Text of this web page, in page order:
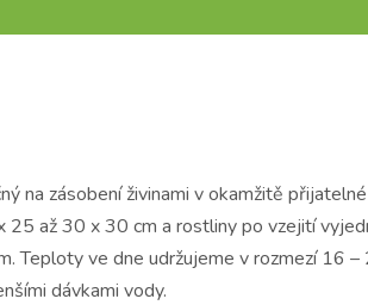
na zásobení živinami v okamžitě
až 30 x 30 cm a rostliny po vzejití
ve dne udržujeme v rozmezí 16
dávkami vody.